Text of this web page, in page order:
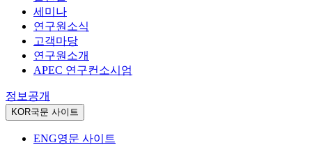
세미나
연구원소식
고객마당
연구원소개
APEC 연구컨소시엄
정보공개
KOR국문 사이트
ENG영문 사이트